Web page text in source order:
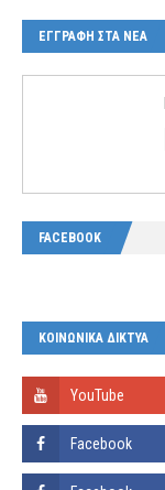
ΕΓΓΡΑΦΗ ΣΤΑ ΝΕΑ
FACEBOOK
ΚΟΙΝΩΝΙΚΑ ΔΙΚΤΥΑ